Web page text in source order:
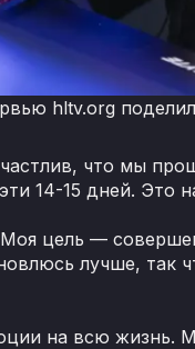
hltv.org
что мы
14-15 дней. Это
цель —
лучше,
на всю жизнь.